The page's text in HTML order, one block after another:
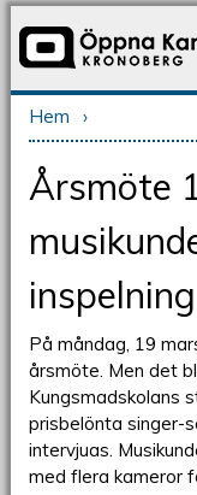
Du är här
Hem ›
Årsmöte
inspelning
På måndag, 19
årsmöte. Men det
Kungsmadskolans
prisbelönta singer-
intervjuas.
med flera kameror